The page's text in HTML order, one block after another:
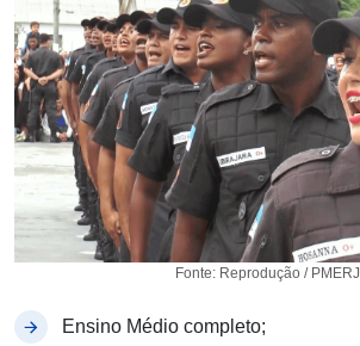
Fonte: Reprodução / PMERJ
Ensino Médio completo;